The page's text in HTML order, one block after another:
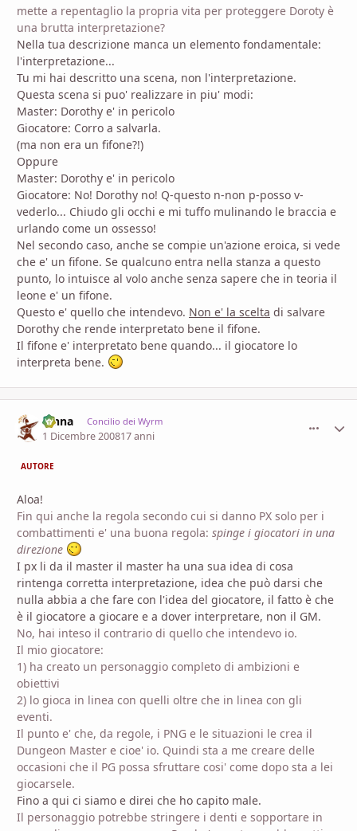
mette a repentaglio la propria vita per proteggere Doroty è
una brutta interpretazione?
Nella tua descrizione manca un elemento fondamentale:
l'interpretazione...
Tu mi hai descritto una scena, non l'interpretazione.
Questa scena si puo' realizzare in piu' modi:
Master: Dorothy e' in pericolo
Giocatore: Corro a salvarla.
(ma non era un fifone?!)
Oppure
Master: Dorothy e' in pericolo
Giocatore: No! Dorothy no! Q-questo n-non p-posso v-
vederlo... Chiudo gli occhi e mi tuffo mulinando le braccia e
urlando come un ossesso!
Nel secondo caso, anche se compie un'azione eroica, si vede
che e' un fifone. Se qualcuno entra nella stanza a questo
punto, lo intuisce al volo anche senza sapere che in teoria il
leone e' un fifone.
Questo e' quello che intendevo. Non e' la scelta di salvare
Dorothy che rende interpretato bene il fifone.
Il fifone e' interpretato bene quando... il giocatore lo
interpreta bene.
fenna Concilio dei Wyrm
1 Dicembre 200817 anni
AUTORE
Aloa!
Fin qui anche la regola secondo cui si danno PX solo per i
combattimenti e' una buona regola: spinge i giocatori in una
direzione
I px li da il master il master ha una sua idea di cosa
rintenga corretta interpretazione, idea che può darsi che
nulla abbia a che fare con l'idea del giocatore, il fatto è che
è il giocatore a giocare e a dover interpretare, non il GM.
No, hai inteso il contrario di quello che intendevo io.
Il mio giocatore:
1) ha creato un personaggio completo di ambizioni e
obiettivi
2) lo gioca in linea con quelli oltre che in linea con gli
eventi.
Il punto e' che, da regole, i PNG e le situazioni le crea il
Dungeon Master e cioe' io. Quindi sta a me creare delle
occasioni che il PG possa sfruttare cosi' come dopo sta a lei
giocarsele.
Fino a qui ci siamo e direi che ho capito male.
Il personaggio potrebbe stringere i denti e sopportare in